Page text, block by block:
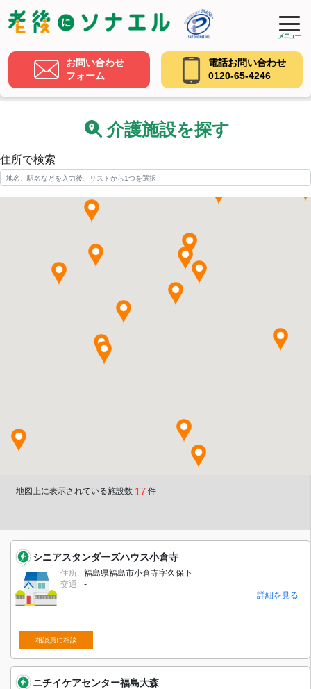
メニュー
お問い合わせ
フォーム
電話お問い合わせ
0120-65-4246
介護施設を探す
住所で検索
地図上に表示されている施設数 17 件
シニアスタンダーズハウス小倉寺
住所: 福島県福島市小倉寺字久保下
交通: -
詳細を見る
相談員に相談
ニチイケアセンター福島大森